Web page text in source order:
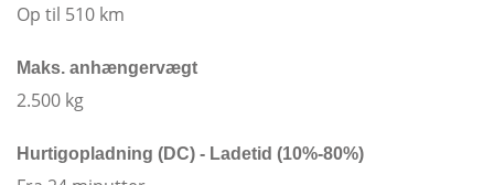
Op til 510 km
Maks. anhængervægt
2.500 kg
Hurtigopladning (DC) - Ladetid (10%-80%)